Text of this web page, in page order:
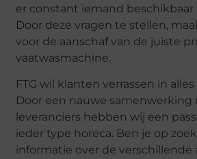
er constant iemand beschikbaar
Door deze vragen te stellen,
voor de aanschaf van de juiste
vaatwasmachine.
FTG wil klanten verrassen in
Door een nauwe
leveranciers hebben wij een
ieder type horeca. Ben je op
informatie over de